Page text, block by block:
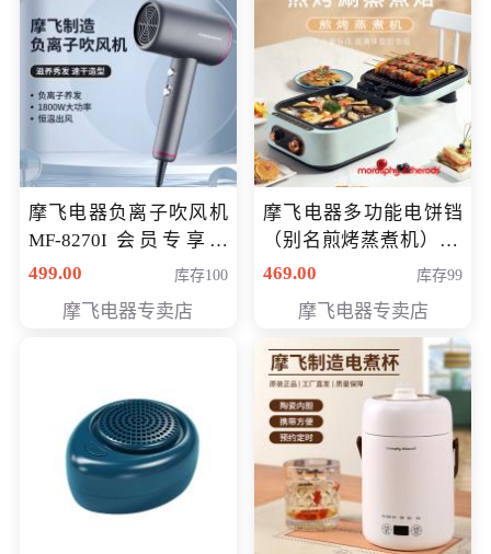
摩飞电器负离子吹风机
MF-8270I 会员专享价
369元
499.00 库存100
摩飞电器专卖店
摩飞电器多功能电饼铛
（别名煎烤蒸煮机） 型
号MF-8888B 会员专享
469.00 库存99
摩飞电器专卖店